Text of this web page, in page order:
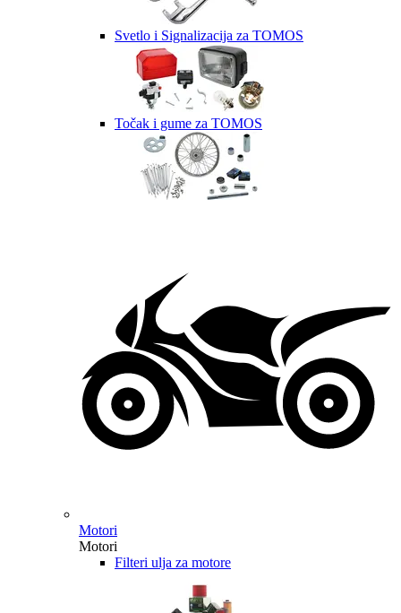
Svetlo i Signalizacija za TOMOS
Točak i gume za TOMOS
Motori
Motori
Filteri ulja za motore